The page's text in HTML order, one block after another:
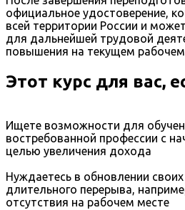
официальное удостоверение,
всей территории России и
для дальнейшей трудовой
повышения на текущем
Этот курс для вас,
Ищете возможности для
востребованной профессии с
целью увеличения дохода
Нуждаетесь в обновлении
длительного перерыва,
отсутствия на рабочем месте